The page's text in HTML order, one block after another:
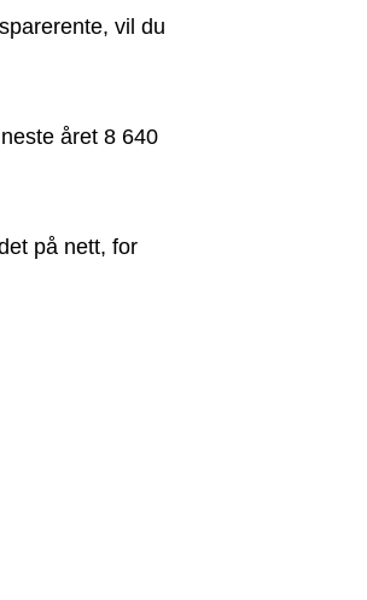
vil du
året 8 640
på nett, for